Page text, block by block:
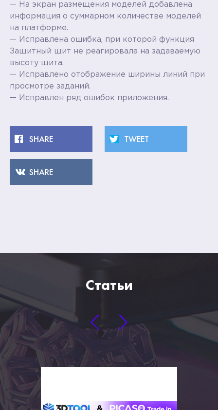
— На экран размещения моделей добавлена
информация о суммарном количестве моделей
на платформе.
— Исправлена ошибка, при которой функция
Защитный щит не реагировала на задаваемую
высоту щита.
— Исправлено отображение ширины линий при
просмотре заданий.
— Исправлен ряд ошибок приложения.
Статьи